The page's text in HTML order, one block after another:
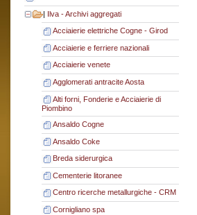
| Ilva - Archivi aggregati
Acciaierie elettriche Cogne - Girod
Acciaierie e ferriere nazionali
Acciaierie venete
Agglomerati antracite Aosta
Alti forni, Fonderie e Acciaierie di
Piombino
Ansaldo Cogne
Ansaldo Coke
Breda siderurgica
Cementerie litoranee
Centro ricerche metallurgiche - CRM
Cornigliano spa